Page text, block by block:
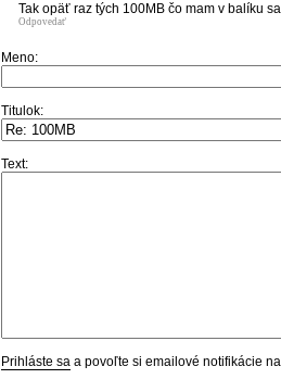
Tak opäť raz tých 100MB čo mam v balíku
Odpovedať
Meno:
Titulok:
Text:
Prihláste sa a povoľte si emailové notifikácie